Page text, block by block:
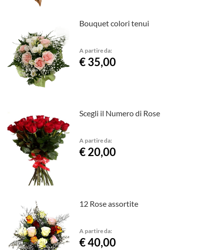
Bouquet colori tenui
A partire da:
€ 35,00
Scegli il Numero di Rose
A partire da:
€ 20,00
12 Rose assortite
A partire da:
€ 40,00